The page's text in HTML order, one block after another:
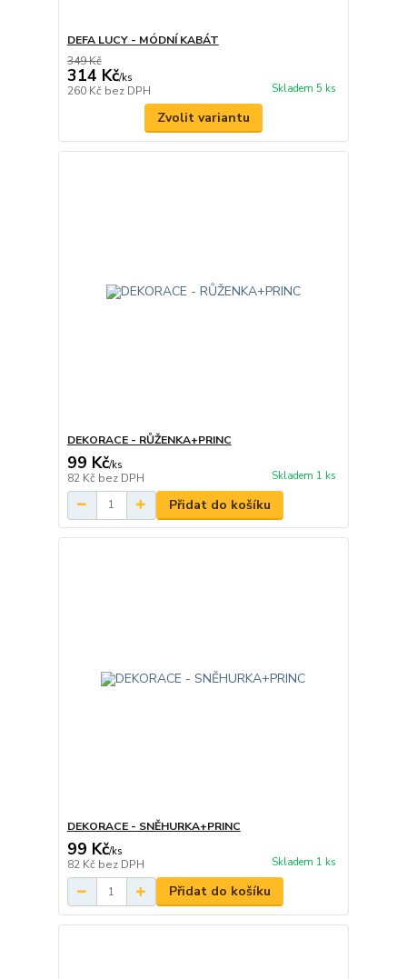
DEFA LUCY - MÓDNÍ KABÁT
349 Kč
314 Kč/ks
260 Kč bez DPH Skladem 5 ks
Zvolit variantu
DEKORACE - RŮŽENKA+PRINC
99 Kč/ks
82 Kč bez DPH Skladem 1 ks
Přidat do košíku
DEKORACE - SNĚHURKA+PRINC
99 Kč/ks
82 Kč bez DPH Skladem 1 ks
Přidat do košíku